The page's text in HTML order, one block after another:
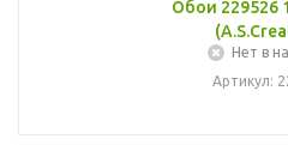
Обои 229526
Нет в
Артикул: